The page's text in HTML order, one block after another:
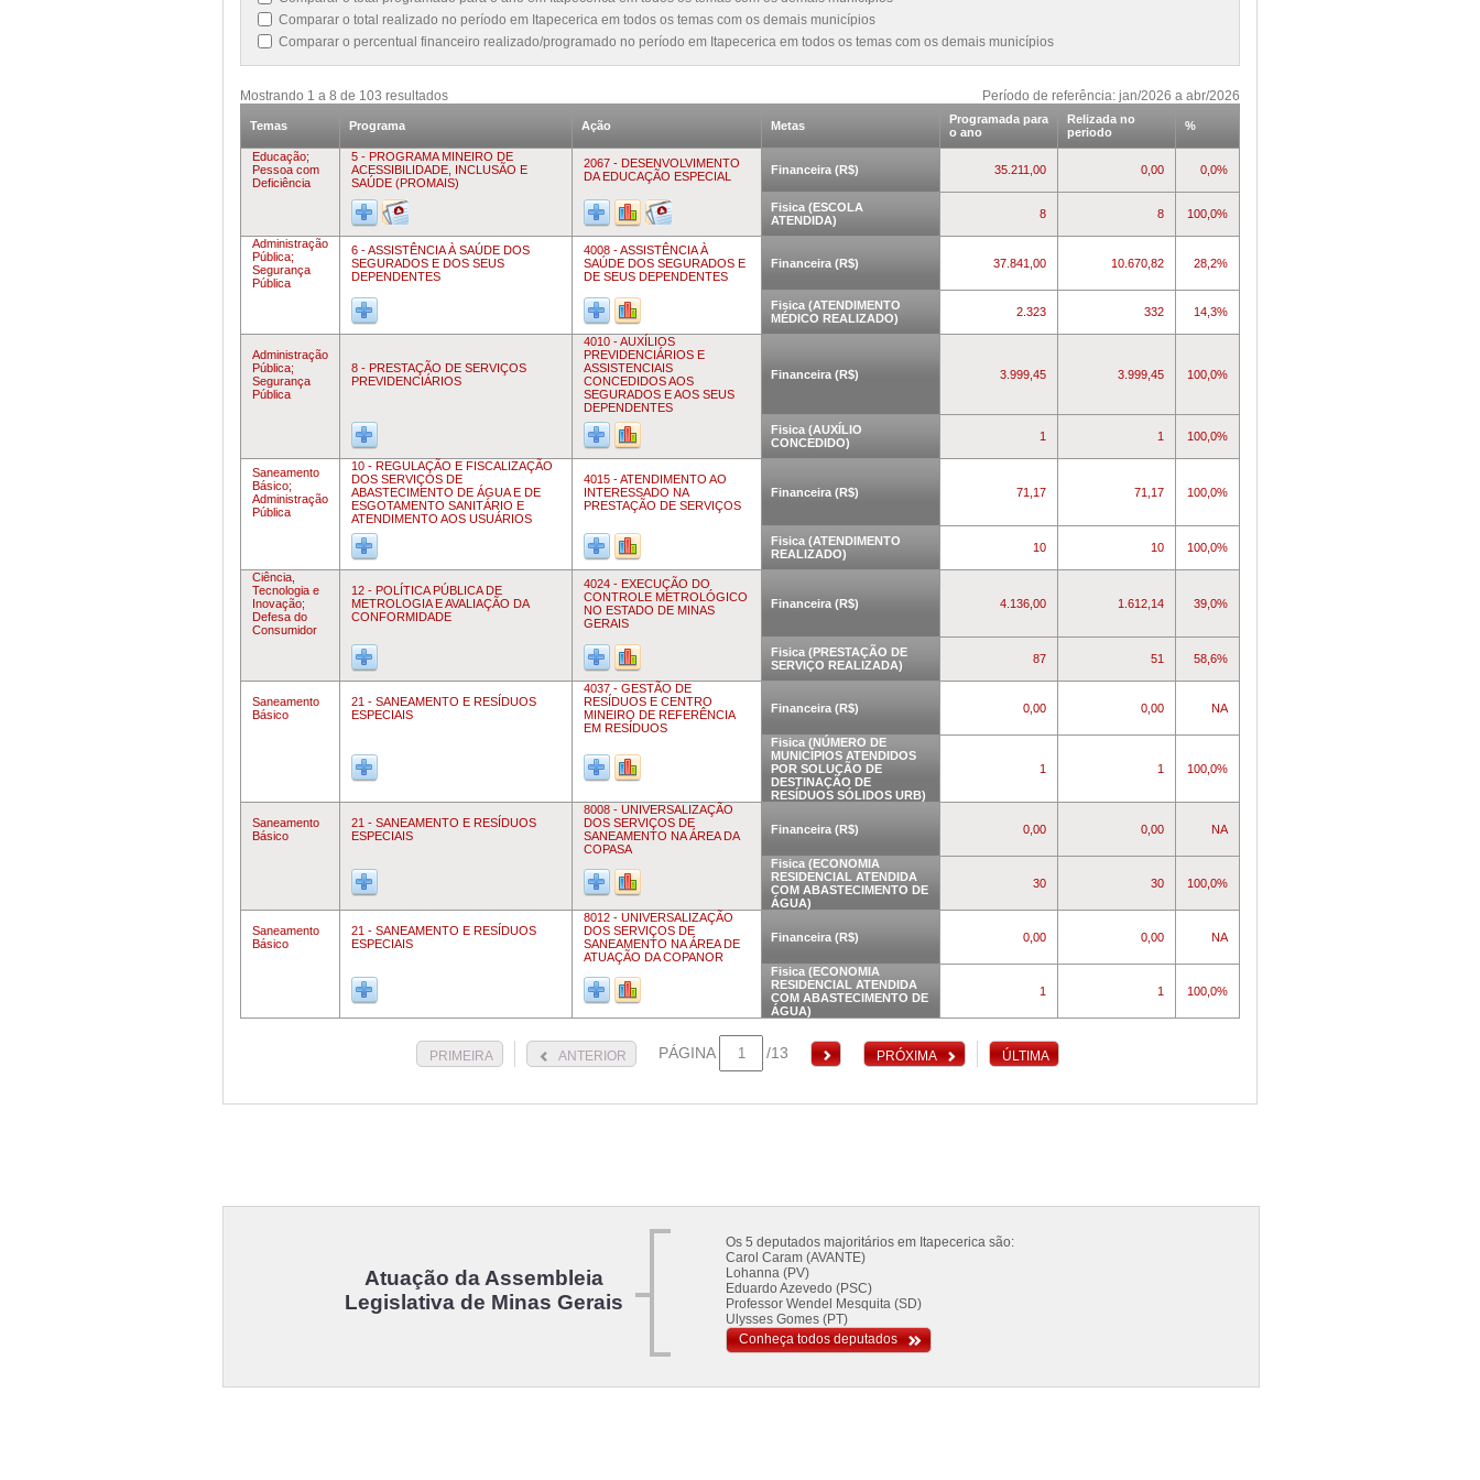
Comparar o total realizado no período em Itapecerica em todos os temas com os demais municípios
Comparar o percentual financeiro realizado/programado no período em Itapecerica em todos os temas com os demais municípios
Mostrando 1 a 8 de 103 resultados Período de referência: jan/2026 a abr/2026
Temas Programa Ação Metas
Programada para
o ano
Relizada no
periodo
%
Educação;
Pessoa com
Deficiência
5 - PROGRAMA MINEIRO DE
ACESSIBILIDADE, INCLUSÃO E
SAÚDE (PROMAIS)
2067 - DESENVOLVIMENTO
DA EDUCAÇÃO ESPECIAL
Financeira (R$) 35.211,00 0,00 0,0%
Fisica (ESCOLA
ATENDIDA)
8 8 100,0%
Administração
Pública;
Segurança
Pública
6 - ASSISTÊNCIA À SAÚDE DOS
SEGURADOS E DOS SEUS
DEPENDENTES
4008 - ASSISTÊNCIA À
SAÚDE DOS SEGURADOS E
DE SEUS DEPENDENTES
Financeira (R$) 37.841,00 10.670,82 28,2%
Fisica (ATENDIMENTO
MÉDICO REALIZADO)
2.323 332 14,3%
Administração
Pública;
Segurança
Pública
8 - PRESTAÇÃO DE SERVIÇOS
PREVIDENCIÁRIOS
4010 - AUXÍLIOS
PREVIDENCIÁRIOS E
ASSISTENCIAIS
CONCEDIDOS AOS
SEGURADOS E AOS SEUS
DEPENDENTES
Financeira (R$) 3.999,45 3.999,45 100,0%
Fisica (AUXÍLIO
CONCEDIDO)
1 1 100,0%
Saneamento
Básico;
Administração
Pública
10 - REGULAÇÃO E FISCALIZAÇÃO
DOS SERVIÇOS DE
ABASTECIMENTO DE ÁGUA E DE
ESGOTAMENTO SANITÁRIO E
ATENDIMENTO AOS USUÁRIOS
4015 - ATENDIMENTO AO
INTERESSADO NA
PRESTAÇÃO DE SERVIÇOS
Financeira (R$) 71,17 71,17 100,0%
Fisica (ATENDIMENTO
REALIZADO)
10 10 100,0%
Ciência,
Tecnologia e
Inovação;
Defesa do
Consumidor
12 - POLÍTICA PÚBLICA DE
METROLOGIA E AVALIAÇÃO DA
CONFORMIDADE
4024 - EXECUÇÃO DO
CONTROLE METROLÓGICO
NO ESTADO DE MINAS
GERAIS
Financeira (R$) 4.136,00 1.612,14 39,0%
Fisica (PRESTAÇÃO DE
SERVIÇO REALIZADA)
87 51 58,6%
Saneamento
Básico
21 - SANEAMENTO E RESÍDUOS
ESPECIAIS
4037 - GESTÃO DE
RESÍDUOS E CENTRO
MINEIRO DE REFERÊNCIA
EM RESÍDUOS
Financeira (R$) 0,00 0,00 NA
Fisica (NÚMERO DE
MUNICÍPIOS ATENDIDOS
POR SOLUÇÃO DE
DESTINAÇÃO DE
RESÍDUOS SÓLIDOS URB)
1 1 100,0%
Saneamento
Básico
21 - SANEAMENTO E RESÍDUOS
ESPECIAIS
8008 - UNIVERSALIZAÇÃO
DOS SERVIÇOS DE
SANEAMENTO NA ÁREA DA
COPASA
Financeira (R$) 0,00 0,00 NA
Fisica (ECONOMIA
RESIDENCIAL ATENDIDA
COM ABASTECIMENTO DE
ÁGUA)
30 30 100,0%
Saneamento
Básico
21 - SANEAMENTO E RESÍDUOS
ESPECIAIS
8012 - UNIVERSALIZAÇÃO
DOS SERVIÇOS DE
SANEAMENTO NA ÁREA DE
ATUAÇÃO DA COPANOR
Financeira (R$) 0,00 0,00 NA
Fisica (ECONOMIA
RESIDENCIAL ATENDIDA
COM ABASTECIMENTO DE
ÁGUA)
1 1 100,0%
PRIMEIRA ANTERIOR PÁGINA /13 PRÓXIMA ÚLTIMA
Atuação da Assembleia
Legislativa de Minas Gerais
Os 5 deputados majoritários em Itapecerica são:
Carol Caram (AVANTE)
Lohanna (PV)
Eduardo Azevedo (PSC)
Professor Wendel Mesquita (SD)
Ulysses Gomes (PT)
Conheça todos deputados